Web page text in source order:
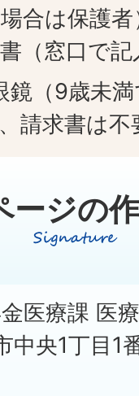
合は保護
（窓口で
鏡（9歳未
請求書は
ージの
医療課 医
央1丁目1